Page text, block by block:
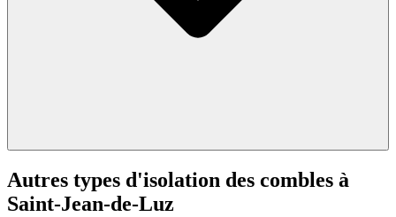
Autres types d'isolation des combles à
Saint-Jean-de-Luz